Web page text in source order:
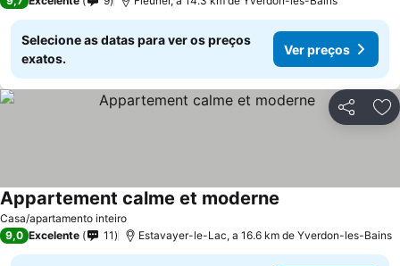
Selecione as datas para ver os preços
exatos.
Ver preços
Partilhar
Casa/apartamento inteiro
Appartement calme et moderne
9,0 Excelente 11 Estavayer-le-Lac, a 16.6 km de Yverdon-les-Bains